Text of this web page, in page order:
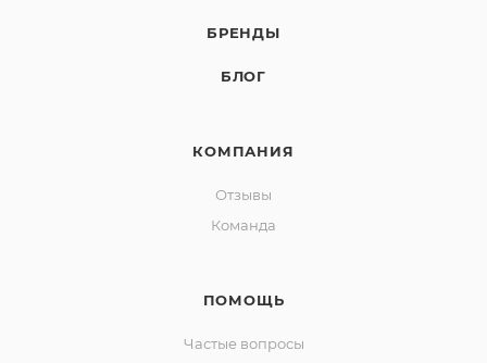
БРЕНДЫ
БЛОГ
КОМПАНИЯ
Отзывы
Команда
ПОМОЩЬ
Частые вопросы